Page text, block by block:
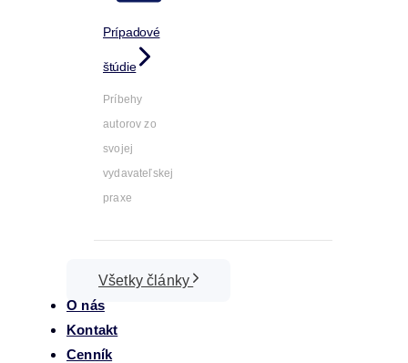
Prípadové
štúdie
Príbehy
autorov zo
svojej
vydavateľskej
praxe
Všetky články
O nás
Kontakt
Cenník